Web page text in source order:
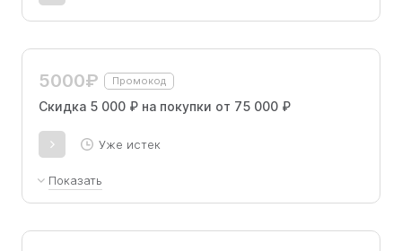
5000₽ Промокод
Скидка 5 000 ₽ на покупки от 75 000 ₽
Уже истек
Показать
000 ₽, используя промокод.